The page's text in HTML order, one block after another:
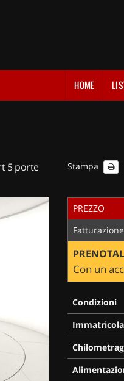
HOME
5 porte
Stampa
PREZZO
Con un
Condizioni